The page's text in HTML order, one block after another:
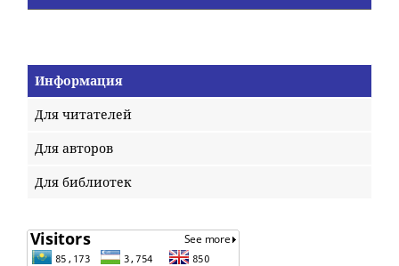
Информация
Для читателей
Для авторов
Для библиотек